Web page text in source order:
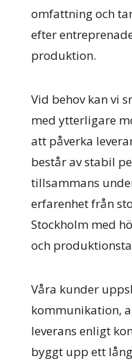
omfattning och
efter
produktion.
Vid behov kan vi
med ytterligare
att påverka
består av stabil
tillsammans
erfarenhet från
Stockholm med
och
Våra kunder
kommunikation,
leverans enligt
byggt upp ett